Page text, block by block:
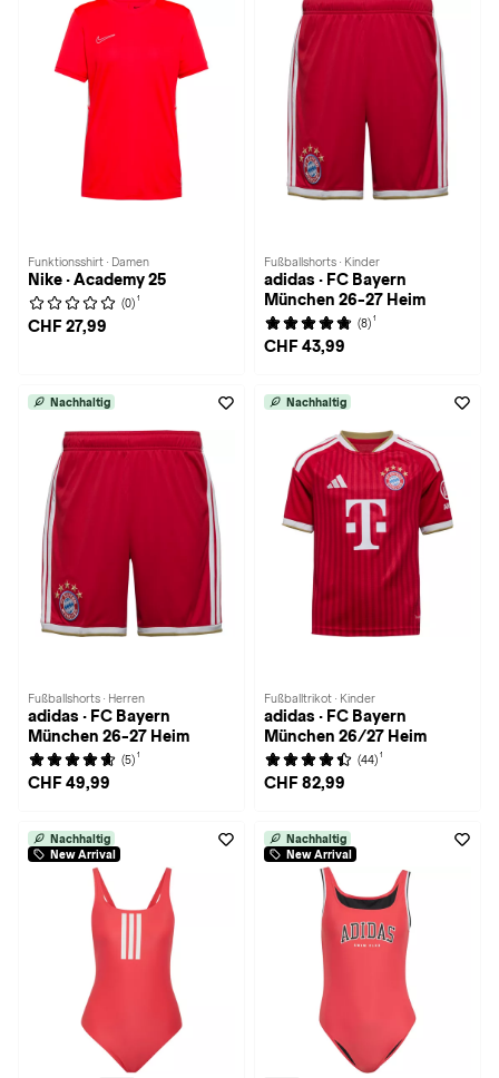
Funktionsshirt · Damen
Nike · Academy 25
(0) 1
CHF 27,99
Fußballshorts · Kinder
adidas · FC Bayern
München 26-27 Heim
(8) 1
CHF 43,99
Nachhaltig
Fußballshorts · Herren
adidas · FC Bayern
München 26-27 Heim
(5) 1
CHF 49,99
Nachhaltig
Fußballtrikot · Kinder
adidas · FC Bayern
München 26/27 Heim
(44) 1
CHF 82,99
Nachhaltig
New Arrival
Nachhaltig
New Arrival